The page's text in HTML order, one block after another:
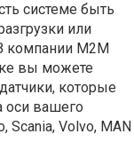
системе быть
или
В компании М2М
вы можете
которые
оси вашего
Scania, Volvo, MAN